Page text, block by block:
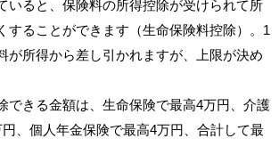
いると、保険料の所得控除が受けられて所
することができます（生命保険料控除）。1
が所得から差し引かれますが、上限が決め
できる金額は、生命保険で最高4万円、介護
、個人年金保険で最高4万円、合計して最